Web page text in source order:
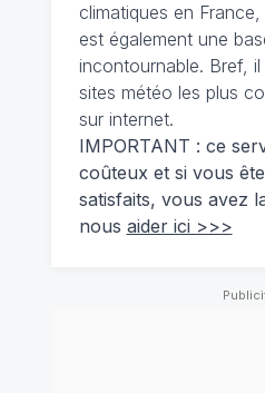
climatiques en
est également une
incontournable. Bref,
sites météo les plus
sur internet.
IMPORTANT : ce
coûteux et si vous
satisfaits, vous avez
nous aider ici >>>